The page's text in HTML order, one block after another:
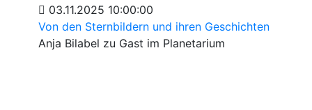
03.11.2025 10:00:00
Von den Sternbildern und ihren Geschichten
Anja Bilabel zu Gast im Planetarium